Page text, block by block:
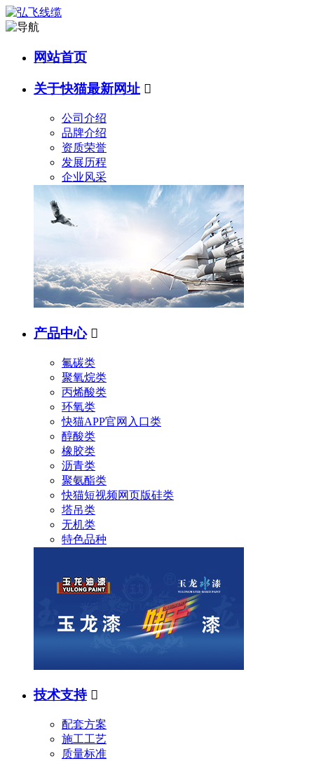
网站首页
关于快猫最新网址 
公司介绍
品牌介绍
资质荣誉
发展历程
企业风采
产品中心 
氟碳类
聚氧烷类
丙烯酸类
环氧类
快猫APP官网入口类
醇酸类
橡胶类
沥青类
聚氨酯类
快猫短视频网页版硅类
塔吊类
无机类
特色品种
技术支持 
配套方案
施工工艺
质量标准